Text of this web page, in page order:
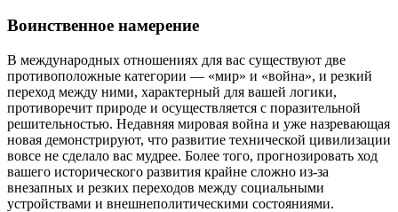
Воинственное намерение
В международных отношениях для вас существуют две
противоположные категории — «мир» и «война», и резкий
переход между ними, характерный для вашей логики,
противоречит природе и осуществляется с поразительной
решительностью. Недавняя мировая война и уже назревающая
новая демонстрируют, что развитие технической цивилизации
вовсе не сделало вас мудрее. Более того, прогнозировать ход
вашего исторического развития крайне сложно из-за
внезапных и резких переходов между социальными
устройствами и внешнеполитическими состояниями.